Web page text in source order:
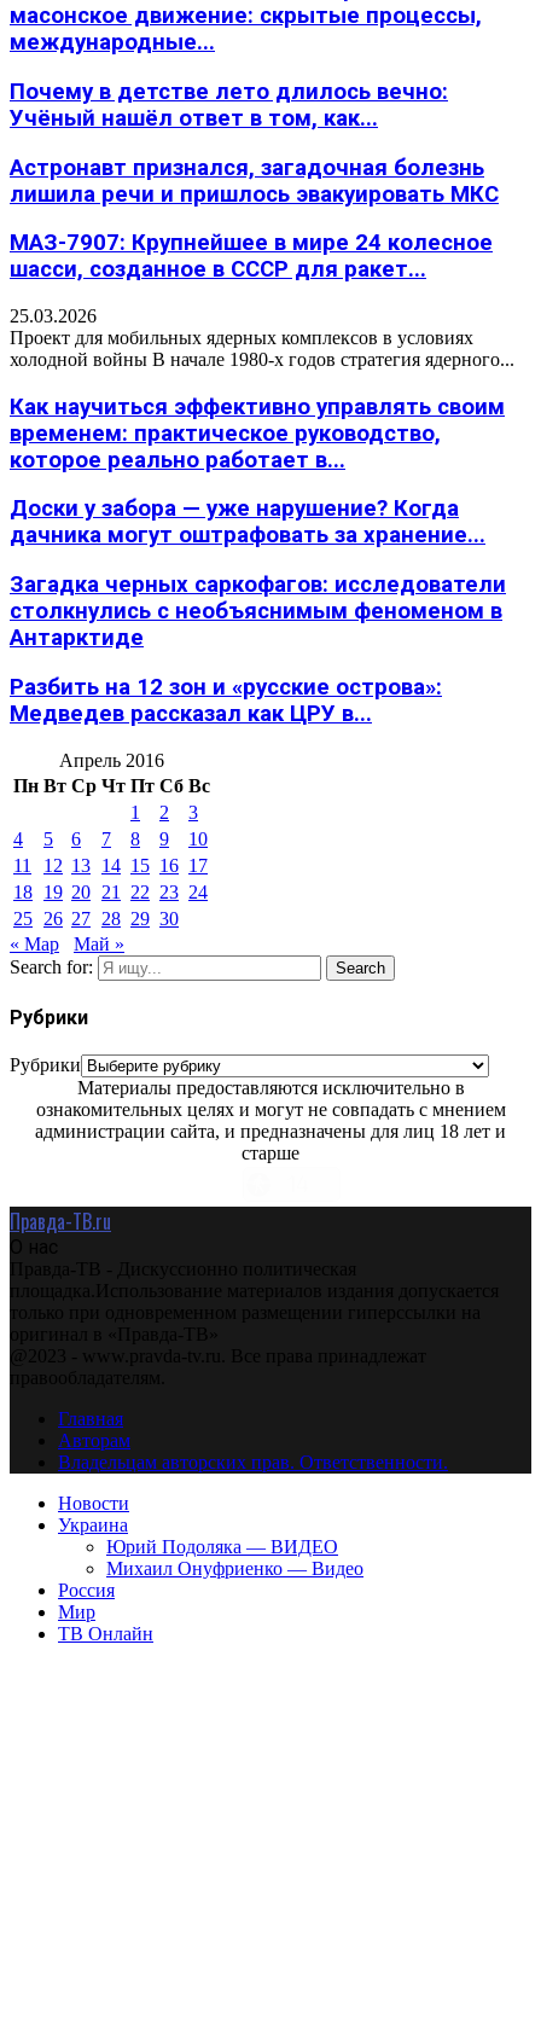
масонское движение: скрытые процессы,
международные...
Почему в детстве лето длилось вечно:
Учёный нашёл ответ в том, как...
Астронавт признался, загадочная болезнь
лишила речи и пришлось эвакуировать МКС
МАЗ-7907: Крупнейшее в мире 24 колесное
шасси, созданное в СССР для ракет...
25.03.2026
Проект для мобильных ядерных комплексов в условиях
холодной войны В начале 1980-х годов стратегия ядерного...
Как научиться эффективно управлять своим
временем: практическое руководство,
которое реально работает в...
Доски у забора — уже нарушение? Когда
дачника могут оштрафовать за хранение...
Загадка черных саркофагов: исследователи
столкнулись с необъяснимым феноменом в
Антарктиде
Разбить на 12 зон и «русские острова»:
Медведев рассказал как ЦРУ в...
Апрель 2016
Пн Вт Ср Чт Пт Сб Вс
1
2
3
4
5 6 7 8 9
10
11
12 13 14 15 16 17
18 19 20 21 22 23 24
25 26 27 28 29 30
« Мар
Май »
Search for:
Search
Рубрики
Рубрики
Материалы предоставляются исключительно в
ознакомительных целях и могут не совпадать с мнением
администрации сайта, и предназначены для лиц 18 лет и
старше
Правда-ТВ.ru
О нас
Правда-ТВ - Дискуссионно политическая
площадка.Использование материалов издания допускается
только при одновременном размещении гиперссылки на
оригинал в «Правда-ТВ»
@2023 - www.pravda-tv.ru. Все права принадлежат
правообладателям.
Главная
Авторам
Владельцам авторских прав. Ответственности.
Новости
Украина
Юрий Подоляка — ВИДЕО
Михаил Онуфриенко — Видео
Россия
Мир
ТВ Онлайн